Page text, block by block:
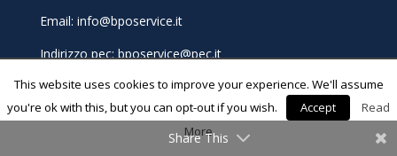
Email: info@bposervice.it
Indirizzo pec:bposervice@pec.it
This website uses cookies to improve your experience. We'll assume
you're ok with this, but you can opt-out if you wish.
Accept
Read
More
Share This